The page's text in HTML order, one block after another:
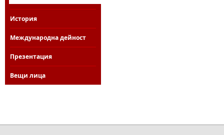
История
Международна дейност
Презентация
Вещи лица